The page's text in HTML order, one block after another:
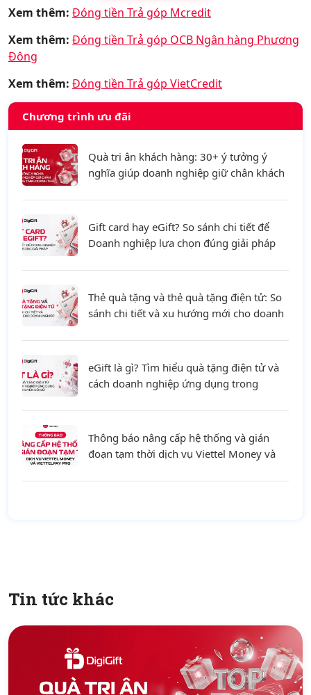
Xem thêm: Đóng tiền Trả góp Mcredit
Xem thêm: Đóng tiền Trả góp OCB Ngân hàng Phương
Đông
Xem thêm: Đóng tiền Trả góp VietCredit
Chương trình ưu đãi
Quà tri ân khách hàng: 30+ ý tưởng ý
nghĩa giúp doanh nghiệp giữ chân khách
Gift card hay eGift? So sánh chi tiết để
Doanh nghiệp lựa chọn đúng giải pháp
Thẻ quà tặng và thẻ quà tặng điện tử: So
sánh chi tiết và xu hướng mới cho doanh
eGift là gì? Tìm hiểu quà tặng điện tử và
cách doanh nghiệp ứng dụng trong
Thông báo nâng cấp hệ thống và gián
đoạn tạm thời dịch vụ Viettel Money và
Tin tức khác